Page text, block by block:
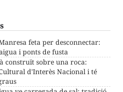
feta per desconnectar:
i ponts de fusta
construït sobre una roca:
d'Interès Nacional i té